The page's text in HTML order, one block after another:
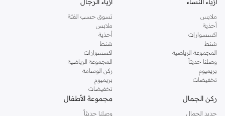
ملابس
أحذية
اكسسوارات
شنط
المجموعة الرياضية
وصلنا حديثاً
بريميوم
تخفيضات
تسوق حسب الفئة
ملابس
أحذية
شنط
اكسسوارات
المجموعة الرياضية
ركن الوسامة
بريميوم
تخفيضات
ركن الجمال
جديد الجمال
مجموعة الأطفال
وصلنا حديثاً